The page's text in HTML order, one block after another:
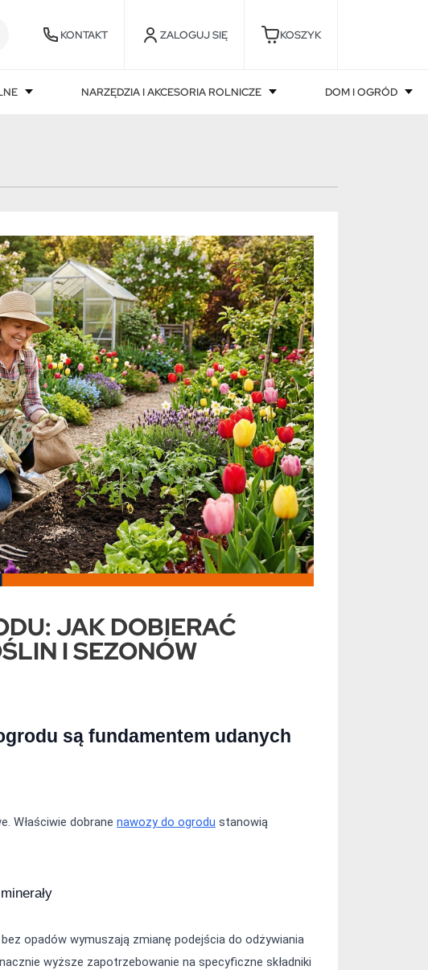
KONTAKT ZALOGUJ SIĘ KOSZYK
NARZĘDZIA I AKCESORIA ROLNICZE DOM I OGRÓD
Jak wybrać nasiona do
ogrodu i uprawy
Zaczynamy od konkretów dla osób
pracujących w polu. Czas to
pieniądz podczas sezonu
siewnego w 2026 roku.
Prawidłowy...
Czytaj więcej
Wiosenne nawożenie upraw
rolniczych w 2026 roku jak
dobrać optymalne dawki
Rozpoczęcie prac polowych
wymaga znajomości aktualnych
przepisów i oceny warunków
pogodowych. Musisz połączyć...
Czytaj więcej
JAK DOBIERAĆ
I SEZONÓW
są fundamentem udanych
Właściwie dobrane nawozy do ogrodu stanowią
opadów wymuszają zmianę podejścia do odżywiania
wyższe zapotrzebowanie na specyficzne składniki